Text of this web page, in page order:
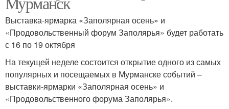
Выставка-ярмарка «Заполярная осень» и
«Продовольственный форум Заполярья» будет работать
с 16 по 19 октября
На текущей неделе состоится открытие одного из самых
популярных и посещаемых в Мурманске событий –
выставки-ярмарки «Заполярная осень» и
«Продовольственного форума Заполярья».